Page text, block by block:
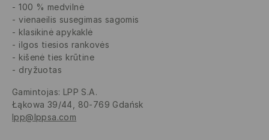
100 % medvilnė
vienaeilis susegimas sagomis
klasikinė apykaklė
ilgos tiesios rankovės
kišenė ties krūtine
dryžuotas
Gamintojas: LPP S.A.
Łąkowa 39/44, 80-769 Gdańsk
lpp@lppsa.com